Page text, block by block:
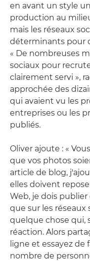
en avant un style
production au
mais les réseaux
déterminants pour
« De nombreuses
sociaux pour
clairement servi »,
approchée des
qui avaient vu les
entreprises ou les
publiés.
Oliver ajoute : «
que vos photos
article de blog,
elles doivent
Web, je dois publier
que sur les réseaux
quelque chose qui,
réaction. Alors
ligne et essayez de
nombre de